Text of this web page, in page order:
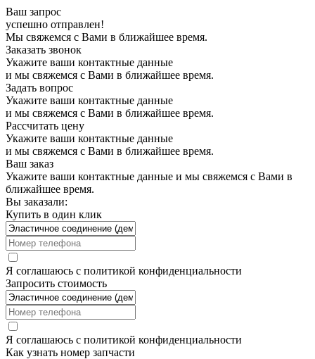
Ваш запрос
успешно отправлен!
Мы свяжемся с Вами в ближайшее время.
Заказать звонок
Укажите ваши контактные данные
и мы свяжемся с Вами в ближайшее время.
Задать вопрос
Укажите ваши контактные данные
и мы свяжемся с Вами в ближайшее время.
Рассчитать цену
Укажите ваши контактные данные
и мы свяжемся с Вами в ближайшее время.
Ваш заказ
Укажите ваши контактные данные и мы свяжемся с Вами в
ближайшее время.
Вы заказали:
Купить в один клик
Я соглашаюсь с политикой конфиденциальности
Запросить стоимость
Я соглашаюсь с политикой конфиденциальности
Как узнать номер запчасти